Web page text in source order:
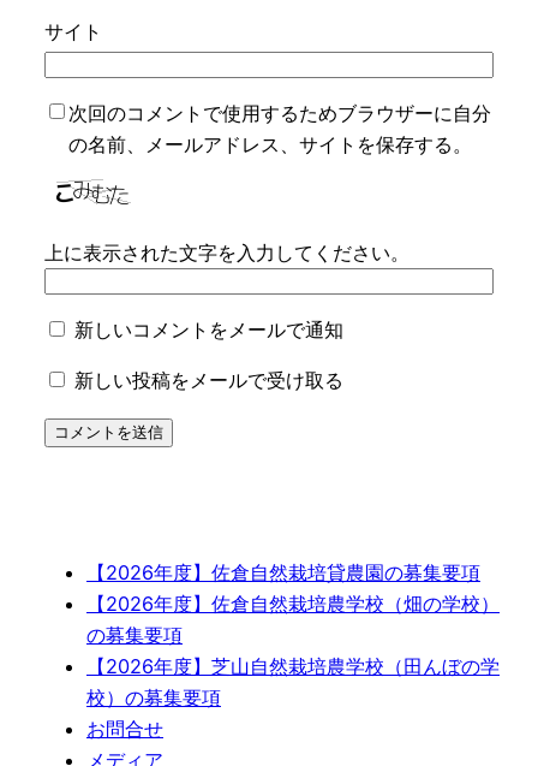
サイト
次回のコメントで使用するためブラウザーに自分
の名前、メールアドレス、サイトを保存する。
上に表示された文字を入力してください。
新しいコメントをメールで通知
新しい投稿をメールで受け取る
【2026年度】佐倉自然栽培貸農園の募集要項
【2026年度】佐倉自然栽培農学校（畑の学校）
の募集要項
【2026年度】芝山自然栽培農学校（田んぼの学
校）の募集要項
お問合せ
メディア